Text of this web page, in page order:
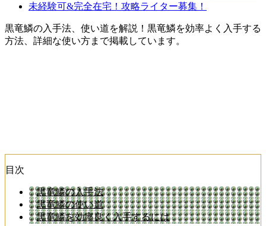
未経験可&完全在宅！攻略ライター募集！
黒竜鱗の入手法、使い道を解説！黒竜鱗を効率よく入手する
方法、詳細な使い方まで掲載しています。
目次
黒竜鱗の入手法
黒竜鱗の使い道
黒竜鱗を効率良く入手するには